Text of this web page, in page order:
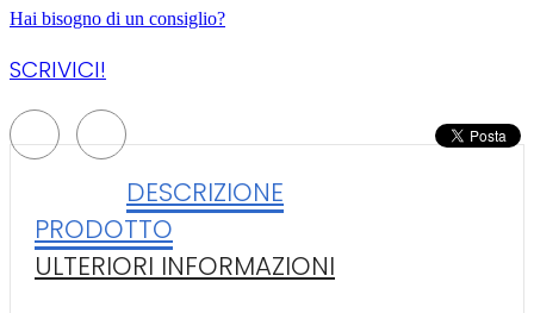
Hai bisogno di un consiglio?
SCRIVICI!
DESCRIZIONE
PRODOTTO
ULTERIORI INFORMAZIONI